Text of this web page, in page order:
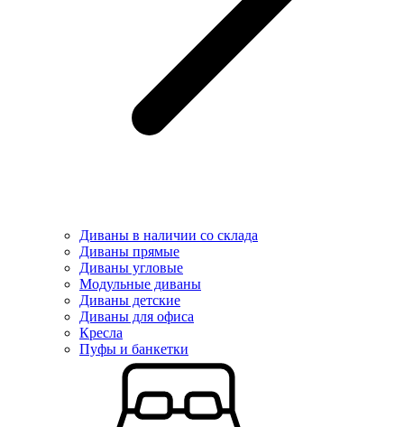
Диваны в наличии со склада
Диваны прямые
Диваны угловые
Модульные диваны
Диваны детские
Диваны для офиса
Кресла
Пуфы и банкетки